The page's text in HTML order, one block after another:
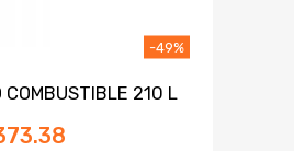
COMBUSTIBLE 210 L
-49%